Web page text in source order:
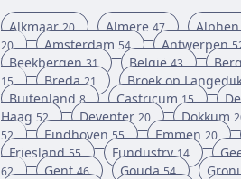
Alkmaar 20 Almere 47
20 Amsterdam 54 Antwerpen
Beekbergen 31 België 43
15 Breda 21 Broek op
Buitenland 8 Castricum 15
Haag 52 Deventer 20 Dokkum
52 Eindhoven 55 Emmen 20
Friesland 55 Fundustry 14
62 Gent 46 Gouda 54